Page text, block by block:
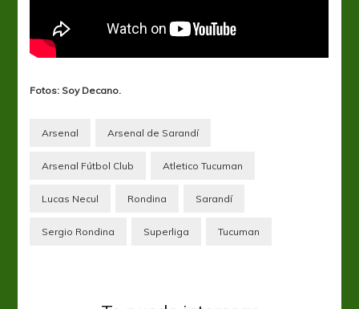
Fotos: Soy Decano.
Arsenal Arsenal de Sarandí
Arsenal Fútbol Club Atletico Tucuman
Lucas Necul Rondina Sarandí
Sergio Rondina Superliga Tucuman